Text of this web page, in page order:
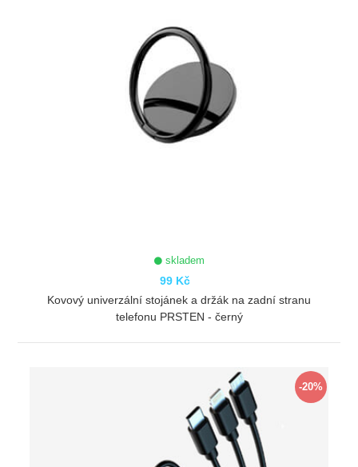
skladem
99 Kč
Kovový univerzální stojánek a držák na zadní stranu
telefonu PRSTEN - černý
-20%